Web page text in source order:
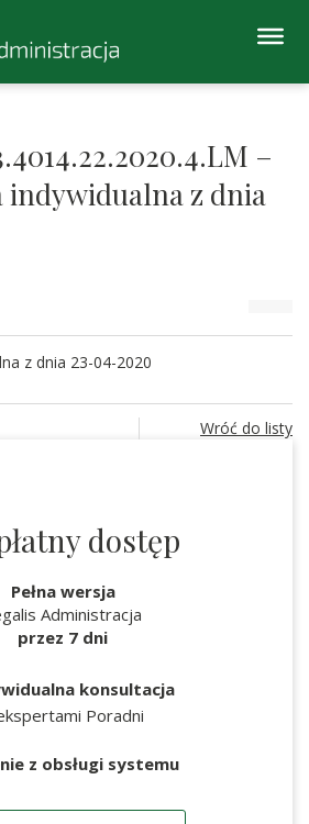
–
z dnia
z dnia 23-04-2020
Wróć do listy
dostęp
Pełna wersja
Administracja
przez 7 dni
konsultacja
Poradni
z obsługi systemu